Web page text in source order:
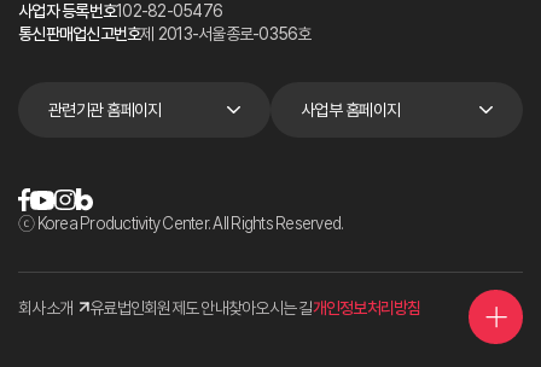
사업자 등록번호102-82-05476
통신판매업신고번호제 2013-서울종로-0356호
관련기관 홈페이지 사업부 홈페이지
ⓒ Korea Productivity Center. All Rights Reserved.
회사소개 유료법인회원제도 안내찾아오시는 길개인정보처리방침